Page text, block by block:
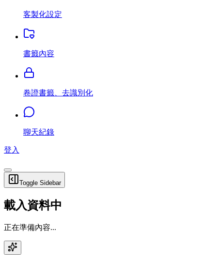
客製化設定
書籤內容
卷證書籤、去識別化
聊天紀錄
登入
Toggle Sidebar
載入資料中
正在準備內容...